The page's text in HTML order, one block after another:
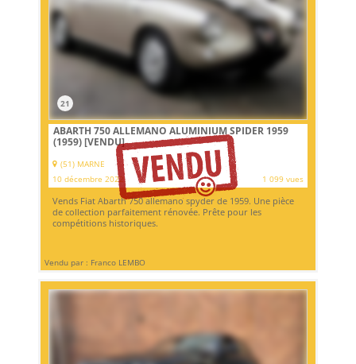
21
ABARTH 750 ALLEMANO ALUMINIUM SPIDER 1959
(1959)[VENDU]
(51) MARNE
10 décembre 2022
1 099 vues
Vends Fiat Abarth 750 allemano spyder de 1959. Une pièce
de collection parfaitement rénovée. Prête pour les
compétitions historiques.
Vendu par : Franco LEMBO